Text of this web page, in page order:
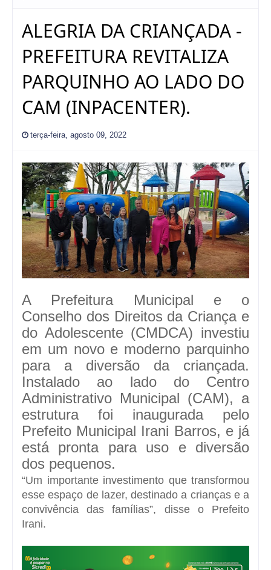
ALEGRIA DA CRIANÇADA -
PREFEITURA REVITALIZA
PARQUINHO AO LADO DO
CAM (INPACENTER).
terça-feira, agosto 09, 2022
A Prefeitura Municipal e o
Conselho dos Direitos da Criança e
do Adolescente (CMDCA) investiu
em um novo e moderno parquinho
para a diversão da criançada.
Instalado ao lado do Centro
Administrativo Municipal (CAM), a
estrutura foi inaugurada pelo
Prefeito Municipal Irani Barros, e já
está pronta para uso e diversão
dos pequenos.
“Um importante investimento que transformou
esse espaço de lazer, destinado a crianças e a
convivência das famílias”, disse o Prefeito
Irani.